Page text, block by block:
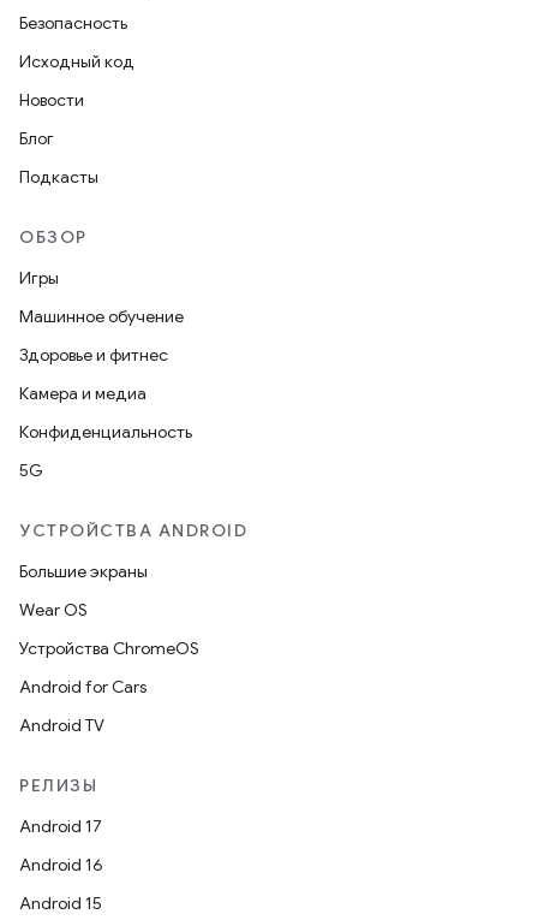
Безопасность
Исходный код
Новости
Блог
Подкасты
ОБЗОР
Игры
Машинное обучение
Здоровье и фитнес
Камера и медиа
Конфиденциальность
5G
УСТРОЙСТВА ANDROID
Большие экраны
Wear OS
Устройства ChromeOS
Android for Cars
Android TV
РЕЛИЗЫ
Android 17
Android 16
Android 15